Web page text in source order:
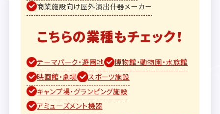
商業施設向け屋外演出什器メーカー
こちらの業種もチェック！
テーマパーク・遊園地
博物館・動物園・水族館
映画館・劇場
スポーツ施設
キャンプ場・グランピング施設
アミューズメント機器